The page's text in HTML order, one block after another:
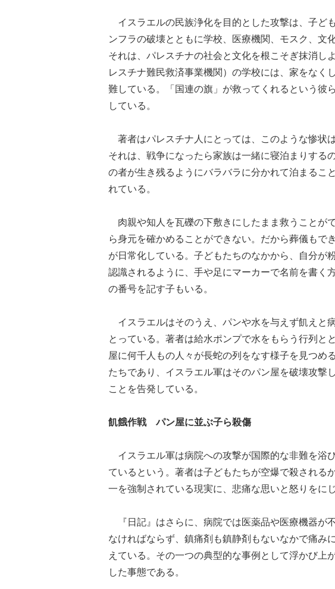
イスラエルの民族浄化を目的とした攻撃は、子ど
ンフラの破壊とともに学校、医療機関、モスク、文
それは、パレスチナの社会と文化を根こそぎ抹消し
レスチナ難民救済事業機関）の学校には、家をなく
難している。「国連の旗」が救ってくれるという彼
している。
著者はパレスチナ人にとっては、このような惨状
それは、戦争になったら家族は一緒に寝泊まりする
の者が生き残るようにバラバラに分かれて泊まるこ
れている。
肉親や知人を瓦礫の下敷きにしたまま救うことが
ら身元を確かめることができない。だから葬儀もで
が日常化している。子どもたちのなかから、自分が
認識されるように、手や足にマーカーで名前を書く
の番号を記す子もいる。
イスラエルはそのうえ、パンや水を与えず飢えと
とっている。著者は給水ポンプで水をもらう行列と
屋に何千人もの人々が長蛇の列をなす様子を見つめ
たちであり、イスラエル軍はそのパン屋を破壊攻撃
ことを告発している。
飢餓作戦 パン屋に並ぶ子ら殺傷
イスラエル軍は病院への攻撃が国際的な非難を浴
ているという。著者は子どもたちが空爆で殺される
一を強制されている現実に、悲痛な思いと怒りをに
『日記』はさらに、病院では医薬品や医療機器が
なければならず、鎮痛剤も鎮静剤もないなかで痛み
えている。その一つの典型的な事例として浮かび上
した事態である。